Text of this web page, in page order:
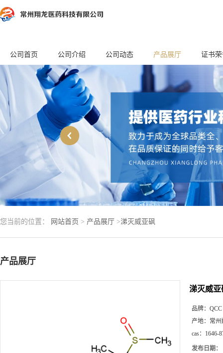
公司首页 公司介绍 公司动态 产品展厅 证书
您当前的位置： 网站首页 > 产品展厅 >涕灭威亚砜
产品展厅
涕灭威亚
品牌： QCC
产地： 常
cas： 1646-
发布日期：